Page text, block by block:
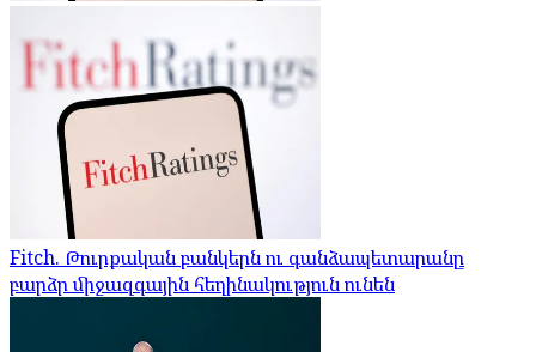
Fitch. Թուրքական բանկերն ու գանձապետարանը
բարձր միջազգային հեղինակություն ունեն